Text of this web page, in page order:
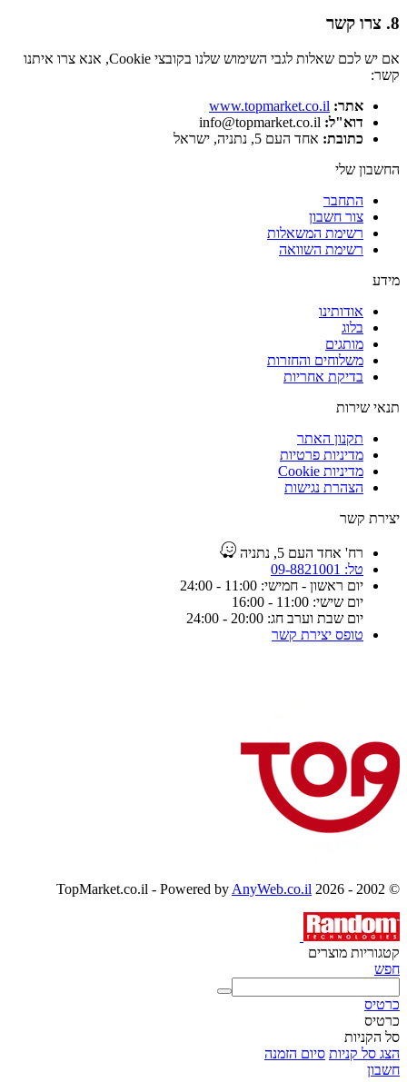
8. צרו קשר
אם יש לכם שאלות לגבי השימוש שלנו בקובצי Cookie, אנא צרו איתנו
קשר:
אתר: www.topmarket.co.il
דוא"ל:
כתובת: אחד העם 5, נתניה, ישראל
החשבון שלי
התחבר
צור חשבון
רשימת המשאלות
רשימת השוואה
מידע
אודותינו
בלוג
מותגים
משלוחים והחזרות
בדיקת אחריות
תנאי שירות
תקנון האתר
מדיניות פרטיות
מדיניות Cookie
הצהרת נגישות
יצירת קשר
רח' אחד העם 5, נתניה
טל: 09-8821001
יום ראשון - חמישי: 11:00 - 24:00
יום שישי: 11:00 - 16:00
יום שבת וערב חג: 20:00 - 24:00
טופס יצירת קשר
© 2002 - 2026 TopMarket.co.il - Powered by
AnyWeb.co.il
קטגוריות מוצרים
חפש
כרטיס
כרטיס
סל הקניות
הצג סל קניות סיום הזמנה
חשבון